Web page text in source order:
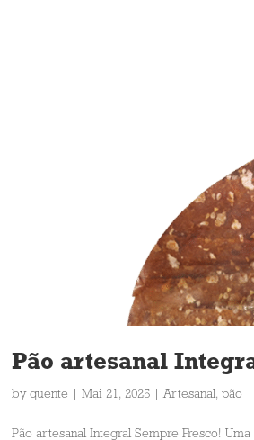
Pão artesanal
byquente |Mai 21, 2025 |Artesanal,pão
Pão artesanal Integral Sempre Fresco!